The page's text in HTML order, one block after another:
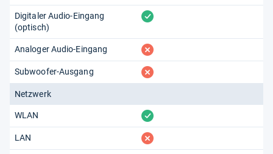
Digitaler Audio-Eingang
(optisch)
vorhanden
Analoger Audio-Eingang fehlt
Subwoofer-Ausgang fehlt
Netzwerk
WLAN vorhanden
LAN fehlt